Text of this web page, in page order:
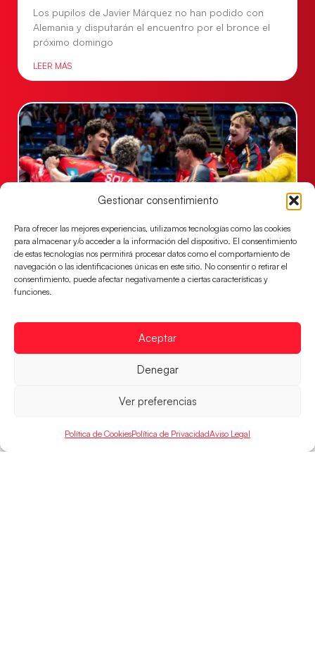
Gestionar consentimiento
Para ofrecer las mejores experiencias, utilizamos tecnologías como las cookies
para almacenar y/o acceder a la información del dispositivo. El consentimiento
de estas tecnologías nos permitirá procesar datos como el comportamiento de
navegación o las identificaciones únicas en este sitio. No consentir o retirar el
consentimiento, puede afectar negativamente a ciertas características y
funciones.
Aceptar
Denegar
Ver preferencias
Política de CookiesPolítica de PrivacidadAviso Legal
Los pupilos de Javier Márquez no han podido con
Alemania y disputarán el encuentro por el bronce el
próximo domingo
LEER MÁS
Los Hispanos Juveniles jugarán las
semifinales del EHF EURO 2026
Los pupilos de Javier Márquez se han llevado el
jugarán las semifinales